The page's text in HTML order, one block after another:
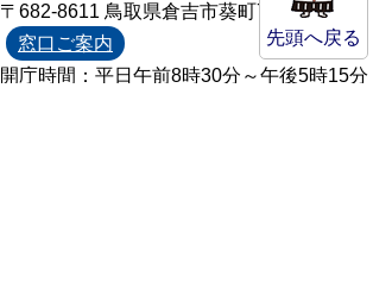
先頭へ戻る
〒682-8611 鳥取県倉吉市葵町722
窓口ご案内
開庁時間：平日午前8時30分～午後5時15分